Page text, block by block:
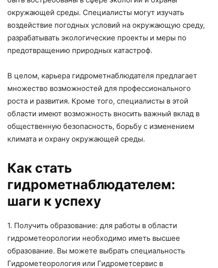
окружающей среды. Специалисты могут изучать
воздействие погодных условий на окружающую среду,
разрабатывать экологические проекты и меры по
предотвращению природных катастроф.
В целом, карьера гидрометнаблюдателя предлагает
множество возможностей для профессионального
роста и развития. Кроме того, специалисты в этой
области имеют возможность вносить важный вклад в
общественную безопасность, борьбу с изменением
климата и охрану окружающей среды.
Как стать
гидрометнаблюдателем:
шаги к успеху
1. Получить образование: для работы в области
гидрометеорологии необходимо иметь высшее
образование. Вы можете выбрать специальность
Гидрометеорология или Гидрометсервис в